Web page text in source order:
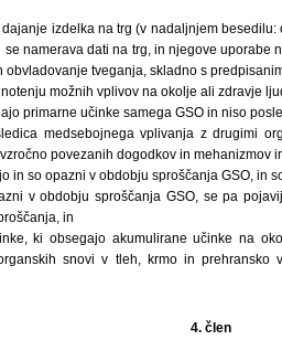
izdelka na trg (v nadaljnjem
namerava dati na trg, in njegove
tveganja, skladno s
možnih vplivov na okolje ali zdravje
primarne učinke samega GSO in niso
medsebojnega vplivanja z drugimi
povezanih dogodkov in mehanizmov
in so opazni v obdobju sproščanja GSO, in
v obdobju sproščanja GSO, se pa
in
ki obsegajo akumulirane učinke na
snovi v tleh, krmo in prehransko
4. člen